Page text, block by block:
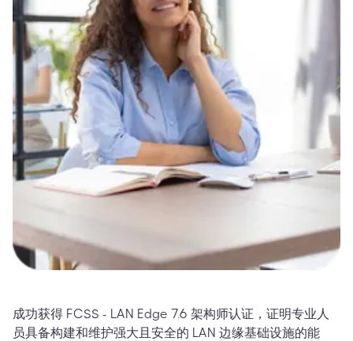
成功获得 FCSS - LAN Edge 7.6 架构师认证，证明专业人
员具备构建和维护强大且安全的 LAN 边缘基础设施的能